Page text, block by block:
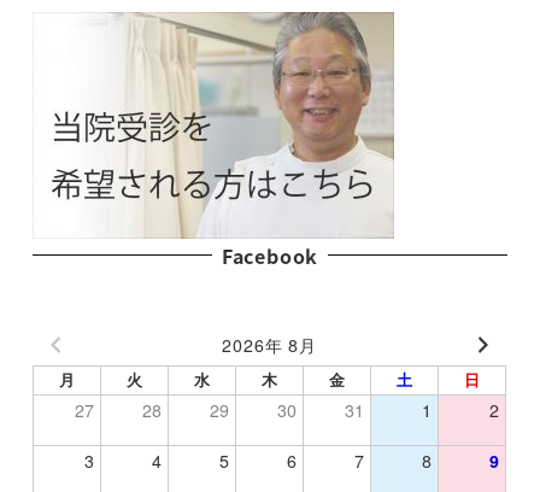
Facebook
2026年 8月
月 火 水 木 金 土 日
27 28 29 30 31 1 2
3 4 5 6 7 8 9